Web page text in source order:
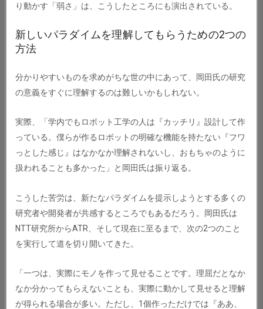
り動かす「弱さ」は、こうしたところにも演出されている。
新しいパラダイムを理解してもらうための2つの
方法
分かりやすいものを求めがちな世の中にあって、岡田氏の研究
の意義をすぐに理解するのは難しいかもしれない。
実際、「学内でもロボット工学の人は『カッチリ』設計して作
っている。僕らが作るロボットの明確な機能を持たない『フワ
っとした感じ』はなかなか理解されないし、おもちゃのように
扱われることも多かった」と岡田氏は振り返る。
こうした苦労は、新たなパラダイムを提示しようとする多くの
研究者や開発者が共感するところでもあるだろう。岡田氏は
NTT研究所からATR、そして現在に至るまで、次の2つのこと
を実行して道を切り開いてきた。
「一つは、実際にモノを作って見せることです。理屈だとなか
なか分かってもらえないことも、実際に動かして見せると理解
が得られる場合が多い。ただし、1個作っただけでは『ああ、